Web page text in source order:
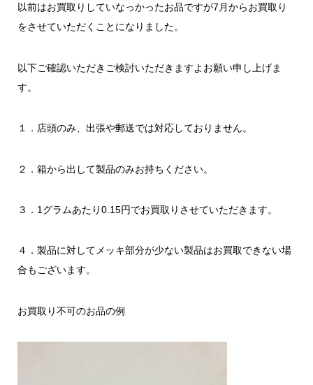
以前はお買取りしていなっかったお品ですが7月からお買取り
をさせていただくことになりました。
以下ご確認いただきご検討いただきますよお願い申し上げま
す。
１．店頭のみ、出張や郵送では対応しておりません。
２．箱から出して製品のみお持ちください。
３．1グラムあたり0.15円でお買取りさせていただきます。
４．製品に対してメッキ部分が少ない製品はお買取できない場
合もございます。
お買取り不可のお品の例